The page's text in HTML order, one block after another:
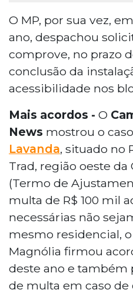
O MP, por sua vez,
ano, despachou
comprove, no prazo
conclusão da
acessibilidade nos
Mais acordos - O
News mostrou o
Lavanda, situado no
Trad, região oeste da
(Termo de
multa de R$ 100 mil
necessárias não
mesmo residencial,
Magnólia firmou
deste ano e também
de multa em caso